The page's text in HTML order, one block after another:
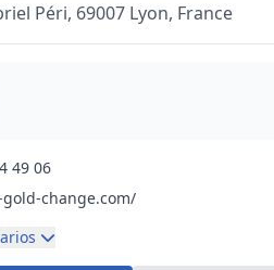
Péri, 69007 Lyon, France
49 06
gold-change.com/